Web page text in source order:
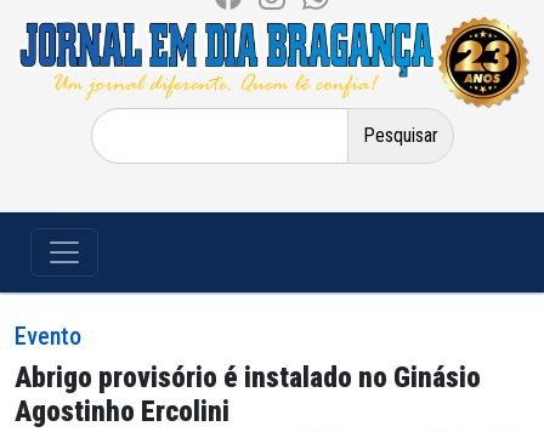
Pesquisar
por:
Evento
Abrigo provisório é instalado no Ginásio
Agostinho Ercolini